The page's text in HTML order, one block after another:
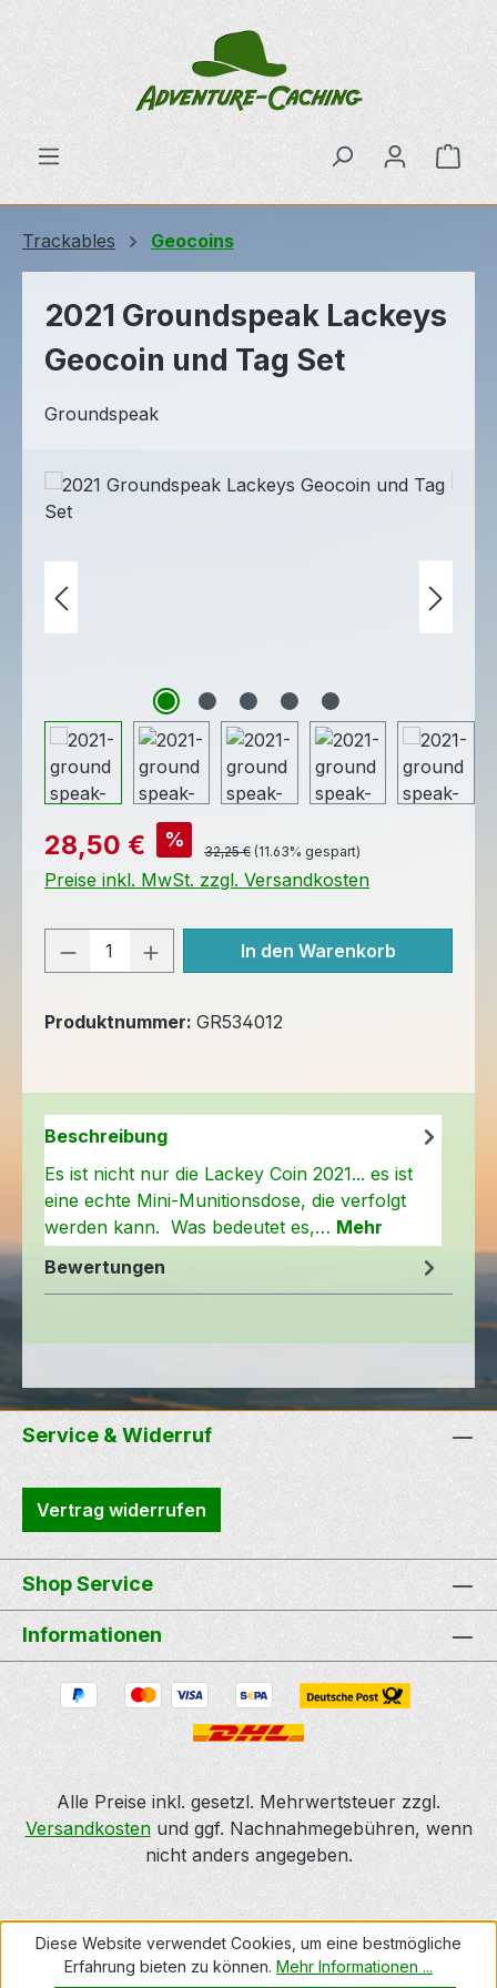
Zum Hauptinhalt springen
Trackables Geocoins
2021 Groundspeak Lackeys
Geocoin und Tag Set
Groundspeak
Verkaufspreis:
28,50 € % Regulärer Preis:
32,25 € (11.63% gespart)
Preise inkl. MwSt. zzgl. Versandkosten
Produkt Anzahl: Gib den
In den Warenkorb
Produktnummer: GR534012
Beschreibung
Es ist nicht nur die Lackey Coin 2021... es ist
eine echte Mini-Munitionsdose, die verfolgt
werden kann. Was bedeutet es,… Mehr
Bewertungen
Service & Widerruf
Vertrag widerrufen
Shop Service
Informationen
Alle Preise inkl. gesetzl. Mehrwertsteuer zzgl.
Versandkostenund ggf. Nachnahmegebühren, wenn
nicht anders angegeben.
Diese Website verwendet Cookies, um eine bestmögliche
Erfahrung bieten zu können. Mehr Informationen ...